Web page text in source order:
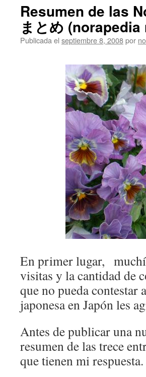
Resumen de las
まとめ
Publicada el septiembre 8, 2008por
En primer lugar,
visitas y la cantidad de
que no pueda contestar
japonesa en Japón les
Antes de publicar una
resumen de las trece
que tienen mi respuesta.